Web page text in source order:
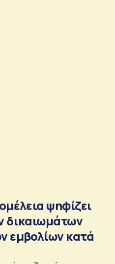
ψηφίζει
δικαιωμάτων
εμβολίων κατά